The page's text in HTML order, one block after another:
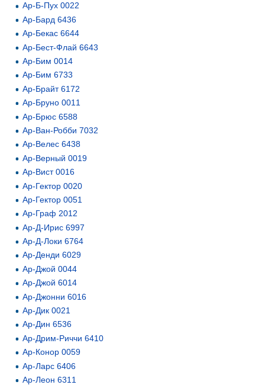
Ар-Б-Пух 0022
Ар-Бард 6436
Ар-Бекас 6644
Ар-Бест-Флай 6643
Ар-Бим 0014
Ар-Бим 6733
Ар-Брайт 6172
Ар-Бруно 0011
Ар-Брюс 6588
Ар-Ван-Робби 7032
Ар-Велес 6438
Ар-Верный 0019
Ар-Вист 0016
Ар-Гектор 0020
Ар-Гектор 0051
Ар-Граф 2012
Ар-Д-Ирис 6997
Ар-Д-Локи 6764
Ар-Денди 6029
Ар-Джой 0044
Ар-Джой 6014
Ар-Джонни 6016
Ар-Дик 0021
Ар-Дин 6536
Ар-Дрим-Риччи 6410
Ар-Конор 0059
Ар-Ларс 6406
Ар-Леон 6311